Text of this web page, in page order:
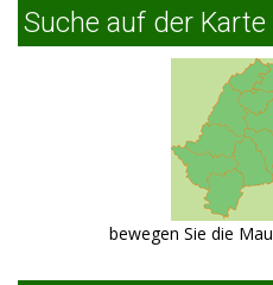
Suche auf der Karte
bewegen Sie die